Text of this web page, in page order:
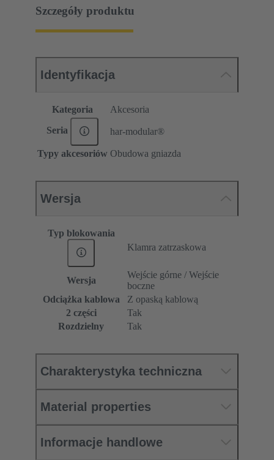
Szczegóły produktu
Identyfikacja
Kategoria Akcesoria
Seria har-modular®
Typy akcesoriów Obudowa gniazda
Wersja
Typ blokowania
Klamra zatrzaskowa
Wersja
Wejście górne / Wejście
boczne
Odciążka kablowa
Z opaską kablową
2 części
Tak
Rozdzielny
Tak
Charakterystyka techniczna
Material properties
Informacje handlowe